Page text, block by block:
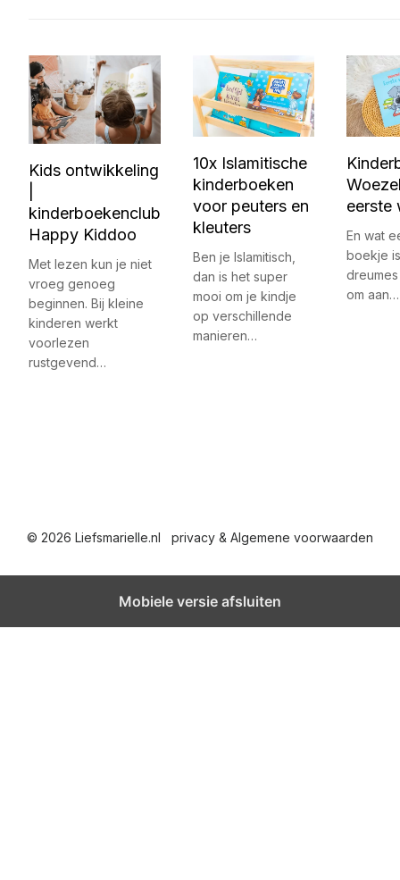
Kids ontwikkeling
kinderboekenclub
Happy Kiddoo
Met lezen kun je niet
vroeg genoeg
beginnen. Bij kleine
kinderen werkt
voorlezen
rustgevend…
10x Islamitische
kinderboeken
voor peuters en
kleuters
Ben je Islamitisch,
dan is het super
mooi om je kindje
op verschillende
manieren…
eerste
En wat
boekje
om aan…
© 2026 Liefsmarielle.nl privacy & Algemene voorwaarden
Mobiele versie afsluiten